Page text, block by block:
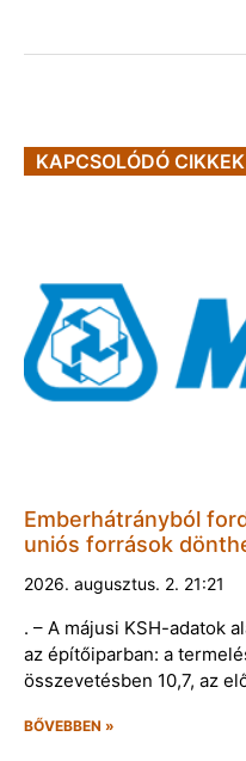
KAPCSOLÓDÓ CIKKEK
Emberhátrányból
uniós források
2026. augusztus. 2. 21:21
. – A májusi KSH-adatok
az építőiparban: a
összevetésben 10,7, az
BŐVEBBEN »